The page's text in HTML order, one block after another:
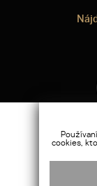
cookies,